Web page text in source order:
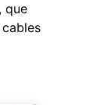
que